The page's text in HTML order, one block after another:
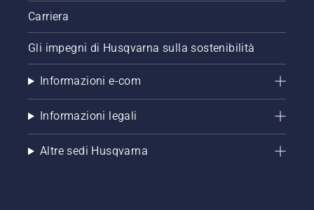
Carriera
Gli impegni di Husqvarna sulla sostenibilità
Informazioni e-com
Informazioni legali
Altre sedi Husqvarna